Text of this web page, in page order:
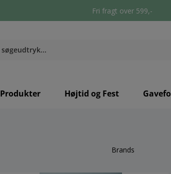
Fri fragt over 599,-
Produkter Højtid og Fest
Brands